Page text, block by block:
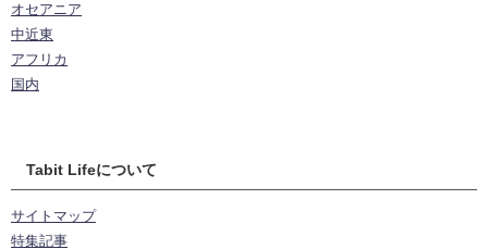
オセアニア
中近東
アフリカ
国内
Tabit Lifeについて
サイトマップ
特集記事